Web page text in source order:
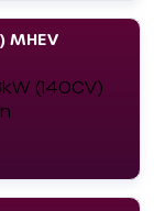
MHEV